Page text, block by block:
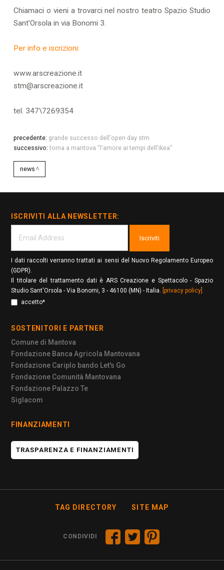
Chiamaci o vieni a trovarci nel nostro teatro Spazio Studio
Sant’Orsola in via Bonomi 3.
Per info e iscrizioni:
www.arscreazione.it
stm@arscreazione.it
tel. 347\7269354
precedente: grande successo dell'open day stm
successivo:torna a mantova "l'amore ai tempi dell'ikea"
news
ISCRIVITI ALLA NEWSLETTER:
Iscriviti
I dati raccolti verranno trattati ai sensi del Nuovo Regolamento Europeo
(GDPR).
Il titolare del trattamento dati è ARS Creazione e Spettacolo - Spazio
Studio Sant'Orsola - Via Bonomi, 3 - 46100 (MN) - Italia.
[privacy policy]
accetto*
SOSTENITORI E PARTNER
Comune di Mantova
Fondazione Banca Agricola Mantovana
Fondazione Cariplo bando Let's Go
Fondazione Comunità Mantovana
Fondazione Palazzo Te
Siglacom
FINANZIAMENTI
TRASPARENZA E FINANZIAMENTI
TAG DIRECTORY SITE MAP
CONDIVIDI